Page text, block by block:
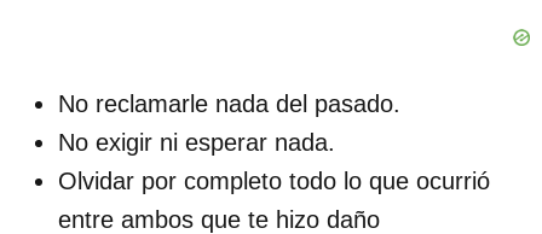
No reclamarle nada del pasado.
No exigir ni esperar nada.
Olvidar por completo todo lo que ocurrió
entre ambos que te hizo daño